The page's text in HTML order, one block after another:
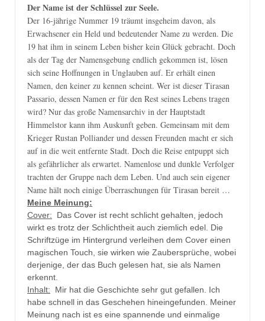
Der Name ist der Schlüssel zur Seele.
Der 16-jährige Nummer 19 träumt insgeheim davon, als
Erwachsener ein Held und bedeutender Name zu werden. Die
19 hat ihm in seinem Leben bisher kein Glück gebracht. Doch
als der Tag der Namensgebung endlich gekommen ist, lösen
sich seine Hoffnungen in Unglauben auf. Er erhält einen
Namen, den keiner zu kennen scheint. Wer ist dieser Tirasan
Passario, dessen Namen er für den Rest seines Lebens tragen
wird? Nur das große Namensarchiv in der Hauptstadt
Himmelstor kann ihm Auskunft geben. Gemeinsam mit dem
Krieger Rustan Polliander und dessen Freunden macht er sich
auf in die weit entfernte Stadt. Doch die Reise entpuppt sich
als gefährlicher als erwartet. Namenlose und dunkle Verfolger
trachten der Gruppe nach dem Leben. Und auch sein eigener
Name hält noch einige Überraschungen für Tirasan bereit …
Meine Meinung:
Cover: Das Cover ist recht schlicht gehalten, jedoch
wirkt es trotz der Schlichtheit auch ziemlich edel. Die
Schriftzüge im Hintergrund verleihen dem Cover einen
magischen Touch, sie wirken wie Zaubersprüche, wobei
derjenige, der das Buch gelesen hat, sie als Namen
erkennt.
Inhalt: Mir hat die Geschichte sehr gut gefallen. Ich
habe schnell in das Geschehen hineingefunden. Meiner
Meinung nach ist es eine spannende und einmalige